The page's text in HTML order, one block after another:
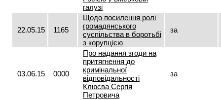
галузі
22.05.15 1165
Щодо посилення ролі
громадянського
суспільства в боротьбі
з корупцією
за
03.06.15 0000
Про надання згоди на
притягнення до
кримінальної
відповідальності
Клюєва Сергія
Петровича
за